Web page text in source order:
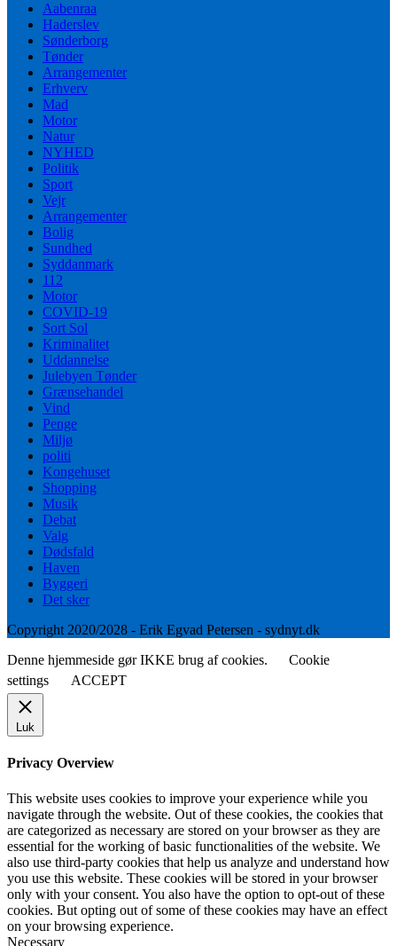
Aabenraa
Haderslev
Sønderborg
Tønder
Arrangementer
Erhverv
Mad
Motor
Natur
NYHED
Politik
Sport
Vejr
Arrangementer
Bolig
Sundhed
Syddanmark
112
Motor
COVID-19
Sort Sol
Kriminalitet
Uddannelse
Julebyen Tønder
Grænsehandel
Vind
Penge
Miljø
politi
Kongehuset
Shopping
Musik
Debat
Valg
Dødsfald
Haven
Byggeri
Det sker
Copyright 2020/2028 - Erik Egvad Petersen - sydnyt.dk
Denne hjemmeside gør IKKE brug af cookies.
Cookie
settings
ACCEPT
Luk
Privacy Overview
This website uses cookies to improve your experience while you
navigate through the website. Out of these cookies, the cookies that
are categorized as necessary are stored on your browser as they are
essential for the working of basic functionalities of the website. We
also use third-party cookies that help us analyze and understand how
you use this website. These cookies will be stored in your browser
only with your consent. You also have the option to opt-out of these
cookies. But opting out of some of these cookies may have an effect
on your browsing experience.
Necessary